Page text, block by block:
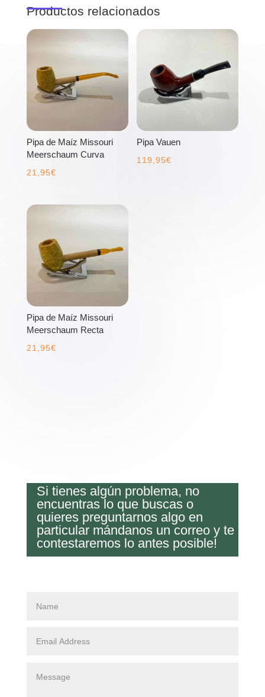
Productos relacionados
Pipa de Maíz Missouri
Meerschaum Curva
21,95€
Pipa Vauen
119,95€
Pipa de Maíz Missouri
Meerschaum Recta
21,95€
Si tienes algún problema, no
encuentras lo que buscas o
quieres preguntarnos algo en
particular mándanos un correo y te
contestaremos lo antes posible!